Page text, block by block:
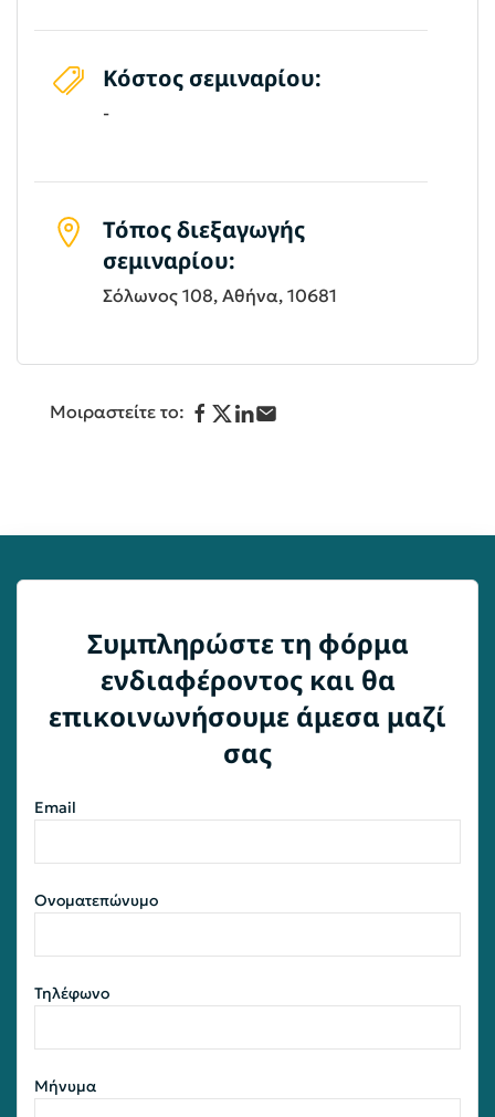
Κόστος σεμιναρίου:
-
Τόπος διεξαγωγής
σεμιναρίου:
Σόλωνος 108, Αθήνα, 10681
Μοιραστείτε το:
Συμπληρώστε τη φόρμα
ενδιαφέροντος και θα
επικοινωνήσουμε άμεσα μαζί
σας
Email
Ονοματεπώνυμο
Τηλέφωνο
Μήνυμα